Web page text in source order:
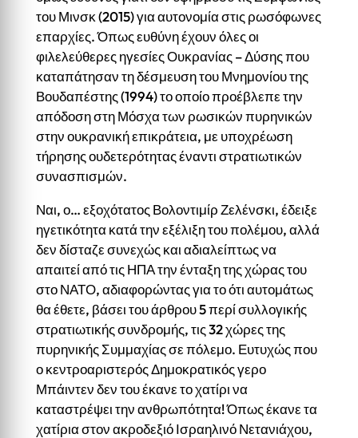
του Μινσκ (2015) για αυτονομία στις ρωσόφωνες
επαρχίες. Όπως ευθύνη έχουν όλες οι
φιλελεύθερες ηγεσίες Ουκρανίας – Δύσης που
καταπάτησαν τη δέσμευση του Μνημονίου της
Βουδαπέστης (1994) το οποίο προέβλεπε την
απόδοση στη Μόσχα των ρωσικών πυρηνικών
στην ουκρανική επικράτεια, με υποχρέωση
τήρησης ουδετερότητας έναντι στρατιωτικών
συνασπισμών.
Ναι, ο… εξοχότατος Βολοντιμίρ Ζελένσκι, έδειξε
ηγετικότητα κατά την εξέλιξη του πολέμου, αλλά
δεν δίσταζε συνεχώς και αδιαλείπτως να
απαιτεί από τις ΗΠΑ την ένταξη της χώρας του
στο ΝΑΤΟ, αδιαφορώντας για το ότι αυτομάτως
θα έθετε, βάσει του άρθρου 5 περί συλλογικής
στρατιωτικής συνδρομής, τις 32 χώρες της
πυρηνικής Συμμαχίας σε πόλεμο. Ευτυχώς που
ο κεντροαριστερός Δημοκρατικός γερο
Μπάιντεν δεν του έκανε το χατίρι να
καταστρέψει την ανθρωπότητα! Όπως έκανε τα
χατίρια στον ακροδεξιό Ισραηλινό Νετανιάχου,